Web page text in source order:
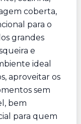
coberta,
para o
grandes
e
ideal
aproveitar os
sem
bem
para quem